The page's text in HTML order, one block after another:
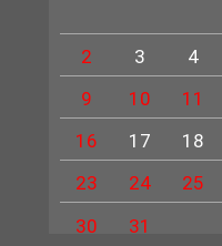
2
3 4
9
10 11
16
17 18
23
24 25
30
31